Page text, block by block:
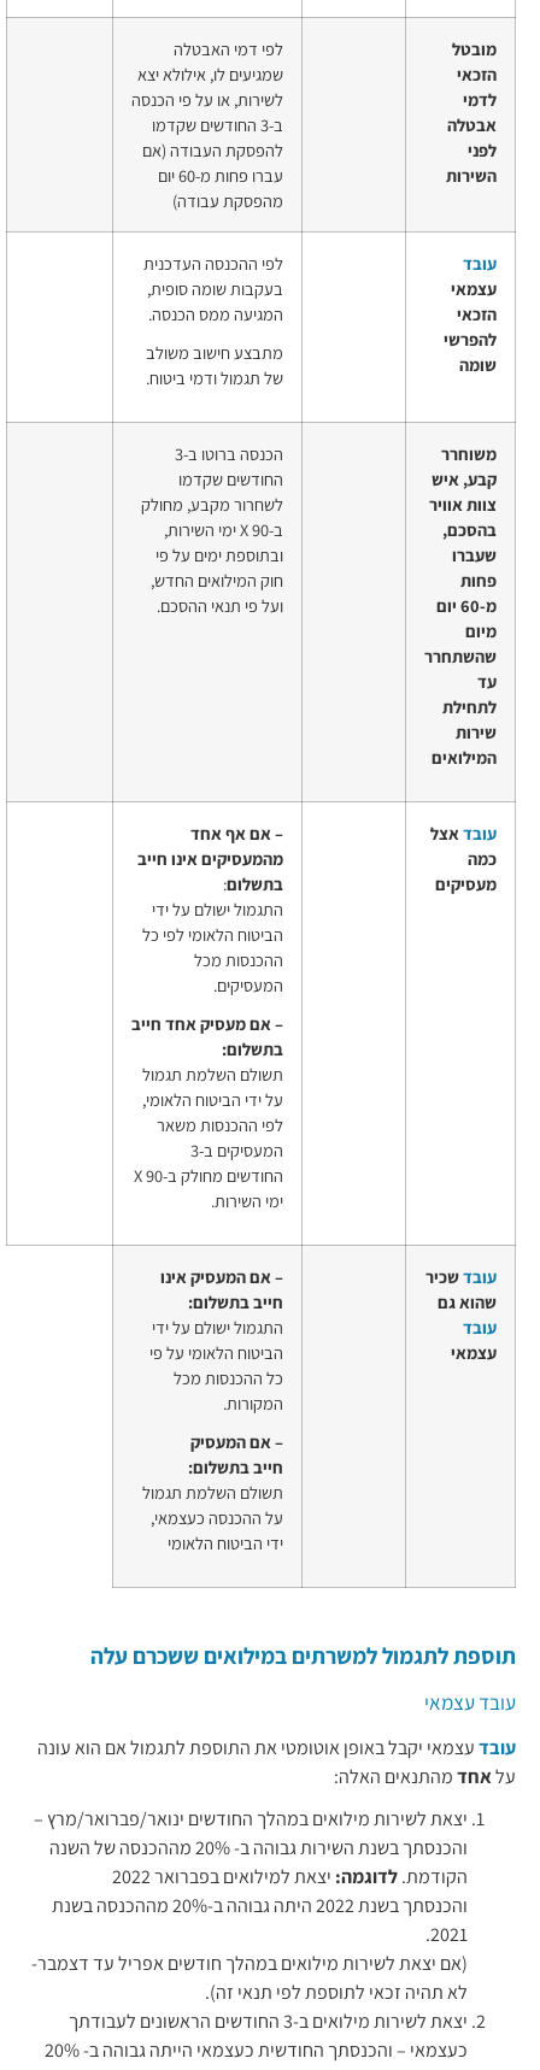
מובטל
הזכאי
לדמי
אבטלה
לפני
השירות
לפי דמי האבטלה
שמגיעים לו, אילולא יצא
לשירות, או על פי הכנסה
ב-3 החודשים שקדמו
להפסקת העבודה (אם
עברו פחות מ-60 יום
מהפסקת עבודה)
עובד
עצמאי
הזכאי
להפרשי
שומה
לפי ההכנסה העדכנית
בעקבות שומה סופית,
המגיעה ממס הכנסה.
מתבצע חישוב משולב
של תגמול ודמי ביטוח.
משוחרר
קבע, איש
צוות אוויר
בהסכם,
שעברו
פחות
מ-60 יום
מיום
שהשתחרר
עד
לתחילת
שירות
המילואים
הכנסה ברוטו ב-3
החודשים שקדמו
לשחרור מקבע, מחולק
ב-90 X ימי השירות,
ובתוספת ימים על פי
חוק המילואים החדש,
ועל פי תנאי ההסכם.
עובדאצל
כמה
מעסיקים
– אם אף אחד
מהמעסיקיםאינו חייב
בתשלום:
התגמול ישולם על ידי
הביטוח הלאומי לפי כל
ההכנסות מכל
המעסיקים.
– אם מעסיק אחדחייב
בתשלום:
תשולם השלמת תגמול
על ידי הביטוח הלאומי,
לפי ההכנסות משאר
המעסיקים ב-3
החודשים מחולק ב-90 X
ימי השירות.
עובדשכיר
שהוא גם
עובד
עצמאי
– אם המעסיק אינו
חייבבתשלום:
התגמול ישולם על ידי
הביטוח הלאומי על פי
כל ההכנסות מכל
המקורות.
– אם המעסיק
חייבבתשלום:
תשולם השלמת תגמול
על ההכנסה כעצמאי,
ידי הביטוח הלאומי
תוספת לתגמול למשרתים במילואים ששכרם עלה
עובד עצמאי
עובדעצמאי יקבל באופן אוטומטי את התוספת לתגמול אם הוא עונה
עלאחדמהתנאים האלה:
יצאת לשירות מילואים במהלך החודשים ינואר/פברואר/מרץ –
והכנסתך בשנת השירות גבוהה ב- 20% מההכנסה של השנה
הקודמת.לדוגמה:
יצאת למילואים בפברואר 2022
והכנסתך בשנת 2022 היתה גבוהה ב-20% מההכנסה בשנת
2021.
(אם יצאת לשירות מילואים במהלך חודשים אפריל עד דצמבר-
לא תהיה זכאי לתוספת לפי תנאי זה).
יצאת לשירות מילואים ב-3 החודשים הראשונים לעבודתך
כעצמאי – והכנסתך החודשית כעצמאי הייתה גבוהה ב- 20%